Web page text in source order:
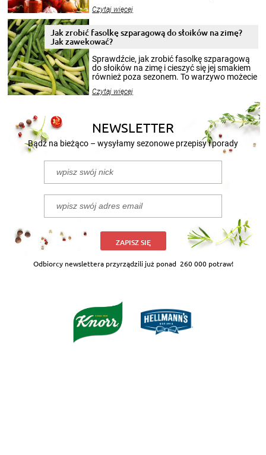
krajobrazów, by cieszyć nimi oko w sezonie
pełni poczuć atmosferę cieplejszych
miesięcy. Przygotowanie słoików ze
patenty, które pozwolą zachować świeżość
przetworów.
Czytaj więcej
Jak zrobić fasolkę szparagową do słoików na zimę?
Jak zawekować?
Sprawdźcie, jak zrobić fasolkę szparagową
do słoików na zimę i cieszyć się jej smakiem
również poza sezonem. To warzywo możecie
nasze propozycje!
Czytaj więcej
NEWSLETTER
Bądź na bieżąco – wysyłamy sezonowe przepisy i porady
ZAPISZ SIĘ
Odbiorcy newslettera przyrządzili już ponad 260 000 potraw!